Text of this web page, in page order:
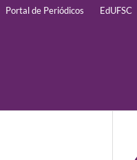
Portal de Periódicos EdUFSC